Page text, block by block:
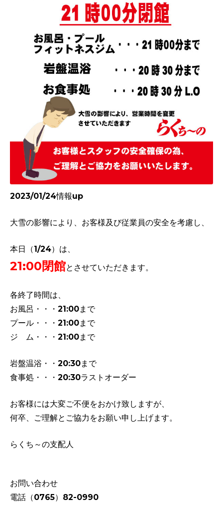
2023/01/24情報up
大雪の影響により、お客様及び従業員の安全を考慮し、
本日（1/24）は、
21:00閉館とさせていただきます。
各終了時間は、
お風呂・・・21:00まで
プール・・・21:00まで
ジ ム・・・21:00まで
岩盤温浴・・20:30まで
食事処・・・20:30ラストオーダー
お客様には大変ご不便をおかけ致しますが、
何卒、ご理解とご協力をお願い申し上げます。
らくち～の支配人
お問い合わせ
電話（0765）82-0990